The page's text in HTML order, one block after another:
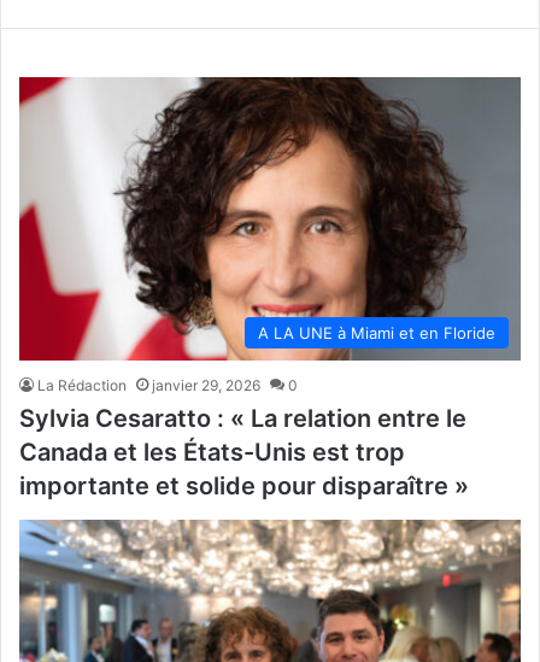
A LA UNE à Miami et en Floride
La Rédaction janvier 29, 2026 0
Sylvia Cesaratto : « La relation entre le
Canada et les États-Unis est trop
importante et solide pour disparaître »